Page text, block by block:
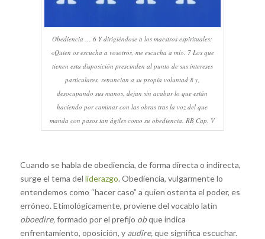
Obediencia … 6 Y dirigiéndose a los maestros espirituales:
«Quien os escucha a vosotros, me escucha a mí». 7 Los que
tienen esta disposición prescinden al punto de sus intereses
particulares, renuncian a su propia voluntad 8 y,
desocupando sus manos, dejan sin acabar lo que están
haciendo por caminar con las obras tras la voz del que
manda con pasos tan ágiles como su obediencia. RB Cap. V
Cuando se habla de obediencia, de forma directa o indirecta,
surge el tema del liderazgo. Obediencia, vulgarmente lo
entendemos como “hacer caso” a quien ostenta el poder, es
erróneo. Etimológicamente, proviene del vocablo latín
oboedire,formado por el prefijo obque indica
enfrentamiento, oposición, y audire,que significa escuchar.